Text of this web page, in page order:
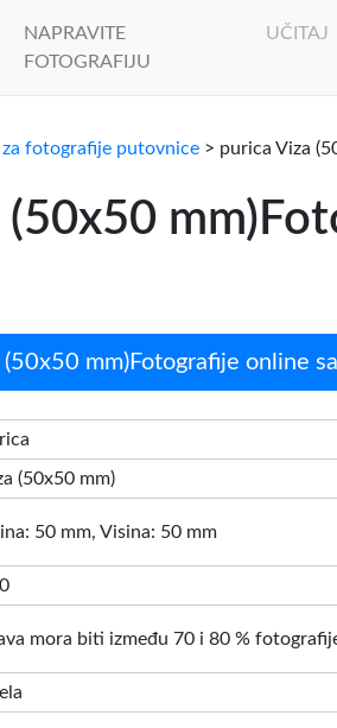
NAPRAVITE
FOTOGRAFIJU
UČITAJ
fotografije putovnice > purica Viza
(50x50
mm)Fotografije online
(50x50 mm)
50 mm, Visina: 50 mm
mora biti između 70 i 80 %